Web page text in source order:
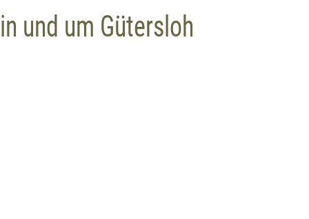
in und um Gütersloh